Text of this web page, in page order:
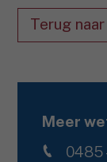
Meer
0485
Terug